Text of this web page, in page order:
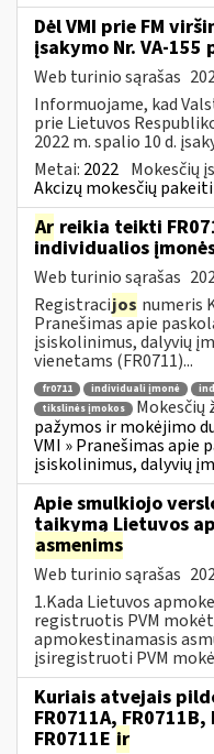
Dėl VMI prie FM
įsakymo Nr. VA-
Web turinio sąrašas
Informuojame, kad
prie Lietuvos
2022 m. spalio 10 d.
Metai: 2022 Mokesčių
Akcizų mokesčių
Ar reikia teikti
individualios
Web turinio sąrašas
Registracijos numeris
Pranešimas apie
įsiskolinimus, dalyvių
vienetams (FR0711)...
fr0711 individuali įmonė
tikslinės įmokos
Mokesčių
pažymos ir mokėjimo
VMI » Pranešimas apie
įsiskolinimus, dalyvių
Apie smulkiojo
taikymą Lietuvos
asmenims
Web turinio sąrašas
1.Kada Lietuvos
registruotis PVM
apmokestinamasis
įsiregistruoti PVM
Kuriais atvejais
FR0711A,
FR0711E ir